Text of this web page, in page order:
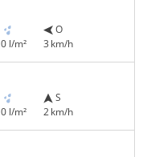
0 l/m²
O
3 km/h
0 l/m²
S
2 km/h